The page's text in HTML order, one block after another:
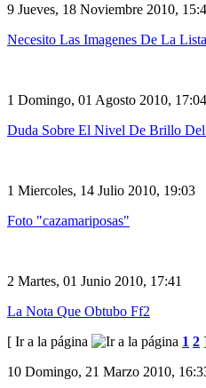
9 Jueves, 18 Noviembre 2010,
Necesito Las Imagenes De La
1 Domingo, 01 Agosto 2010, 17:04
Duda Sobre El Nivel De Brillo Del
1 Miercoles, 14 Julio 2010, 19:03
Foto "cazamariposas"
2 Martes, 01 Junio 2010, 17:41
La Nota Que Obtubo Ff2
[ Ir a la página
1 2
10 Domingo, 21 Marzo 2010,